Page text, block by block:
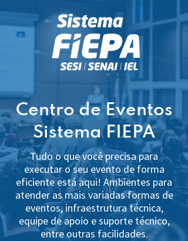
Centro de Eventos
Sistema FIEPA
Tudo o que você precisa para
executar o seu evento de forma
eficiente está aqui! Ambientes para
atender as mais variadas formas de
eventos, infraestrutura técnica,
equipe de apoio e suporte técnico,
entre outras facilidades.